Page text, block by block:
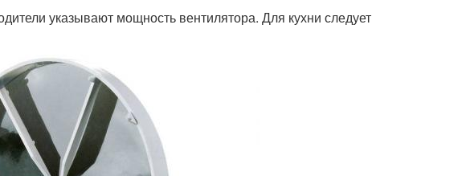
указывают мощность вентилятора. Для кухни следует